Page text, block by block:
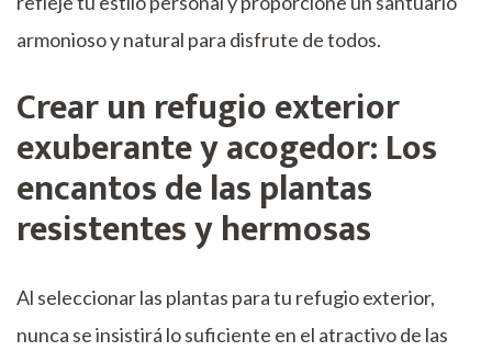
armonioso y natural para disfrute de todos.
Crear un refugio exterior
exuberante y acogedor: Los
encantos de las plantas
resistentes y hermosas
Al seleccionar las plantas para tu refugio exterior,
nunca se insistirá lo suficiente en el atractivo de las